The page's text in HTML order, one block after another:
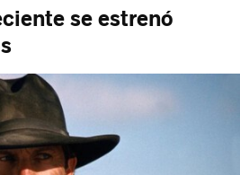
se estrenó